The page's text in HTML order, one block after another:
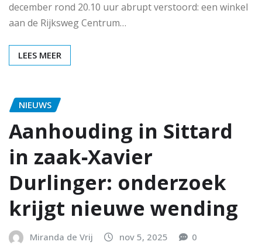
december rond 20.10 uur abrupt verstoord: een winkel
aan de Rijksweg Centrum…
LEES MEER
NIEUWS
Aanhouding in Sittard
in zaak‑Xavier
Durlinger: onderzoek
krijgt nieuwe wending
Miranda de Vrij nov 5, 2025 0